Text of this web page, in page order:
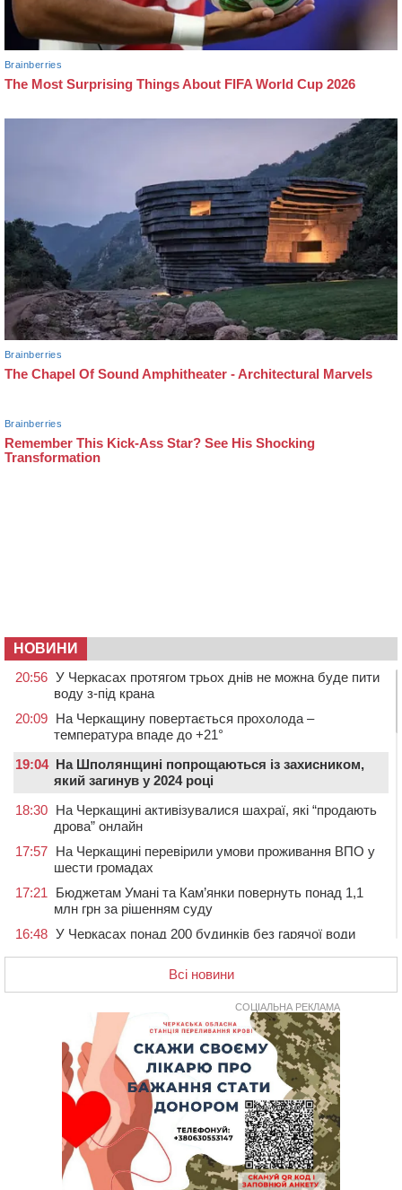
НОВИНИ
20:56 У Черкасах протягом трьох днів не можна буде пити
воду з-під крана
20:09 На Черкащину повертається прохолода –
температура впаде до +21°
19:04 На Шполянщині попрощаються із захисником,
який загинув у 2024 році
18:30 На Черкащині активізувалися шахраї, які “продають
дрова” онлайн
17:57 На Черкащині перевірили умови проживання ВПО у
шести громадах
17:21
Бюджетам Умані та Кам’янки повернуть понад 1,1
млн грн за рішенням суду
16:48 У Черкасах понад 200 будинків без гарячої води
На Звенигородщині провели в останню путь
загиблого на Херсонщині військового
Сьогодні ЛНЗ зустрінеться з “Карпатами” у Львові
Поблизу Умані нетверезий водій Jaguar протаранив
два автомобілі
У Черкасах попрощалися з матросом та
солдатом, які загинули на війні
У Жашкові чоловік погрожував людям гранатою і
зберігав вдома схрон боєприпасів
У Черкасах екологи виявили скид забрудненої рідини
Всі новини
СОЦІАЛЬНА РЕКЛАМА